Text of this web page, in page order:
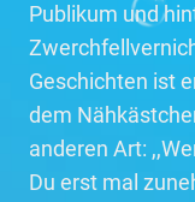
Publikum und
Geschichten ist
dem
anderen Art:
Du erst mal